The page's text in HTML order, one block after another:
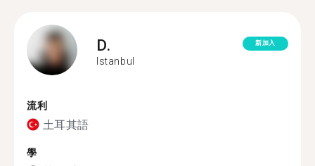
D.
Istanbul
新加入
流利
土耳其語
學